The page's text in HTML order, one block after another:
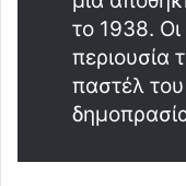
το 1938.
περιουσία
παστέλ